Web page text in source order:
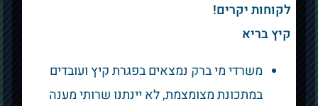
"מי ברק" תאגיד המים והביוב של בני
ברק, רחוב ז’בוטינסקי 168 ב"ב מיקוד
5136004
לקוחות יקרים!
קיץ בריא
משרדי מי ברק נמצאים בפגרת קיץ ועובדים
במתכונת מצומצמת, לא יינתנו שרותי מענה